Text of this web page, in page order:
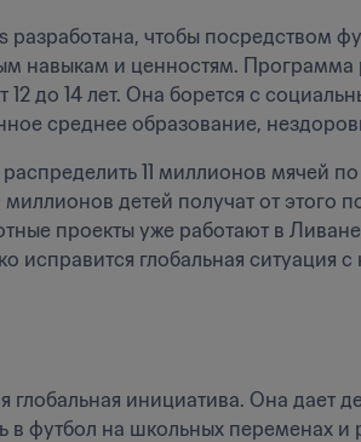
чтобы посредством
навыкам и ценностям. Программа
12 до 14 лет. Она борется с
среднее образование,
11 миллионов мячей по
детей получат от этого
проекты уже работают в
исправится глобальная ситуация
глобальная инициатива. Она дает
в футбол на школьных переменах